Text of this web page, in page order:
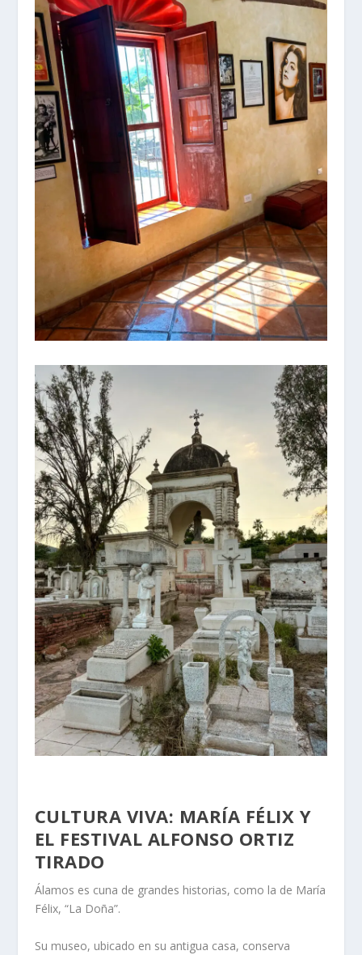
CULTURA VIVA: MARÍA FÉLIX Y
EL FESTIVAL ALFONSO ORTIZ
TIRADO
Álamos es cuna de grandes historias, como la de María
Félix, “La Doña”.
Su museo, ubicado en su antigua casa, conserva